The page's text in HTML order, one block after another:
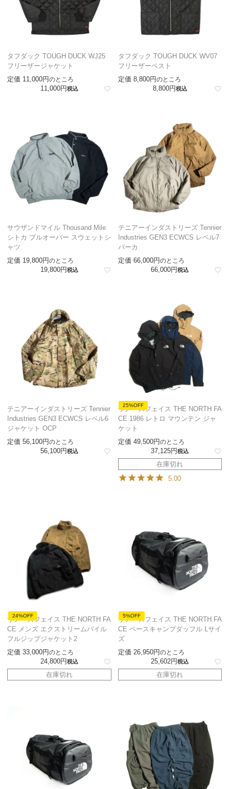
タフダック TOUGH DUCK WJ25
フリーザージャケット
定価 11,000 のところ
11,000 税込
タフダック TOUGH DUCK WV07
フリーザーベスト
定価 8,800 のところ
8,800 税込
サウザンドマイル Thousand Mile
シトカ プルオーバー スウェットシ
ャツ
定価 19,800 のところ
19,800 税込
テニアーインダストリーズ Tennier
Industries GEN3 ECWCS レベル7
パーカ
定価 66,000 のところ
66,000 税込
テニアーインダストリーズ Tennier
Industries GEN3 ECWCS レベル6
ジャケット OCP
定価 56,100 のところ
56,100 税込
25%OFF
ザノースフェイス THE NORTH FA
CE 1986 レトロ マウンテン ジャ
ケット
定価 49,500 のところ
37,125 税込
在庫切れ
5.00
24%OFF
ザノースフェイス THE NORTH FA
CE メンズ エクストリームパイル
フルジップジャケット2
定価 33,000 のところ
24,800 税込
在庫切れ
5%OFF
ザノースフェイス THE NORTH FA
CE ベースキャンプダッフル Lサイ
ズ
定価 26,950 のところ
25,602 税込
在庫切れ